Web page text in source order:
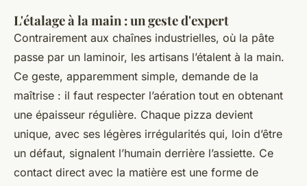
L'étalage à la main : un geste d'expert
Contrairement aux chaînes industrielles, où la pâte
passe par un laminoir, les artisans l’étalent à la main.
Ce geste, apparemment simple, demande de la
maîtrise : il faut respecter l’aération tout en obtenant
une épaisseur régulière. Chaque pizza devient
unique, avec ses légères irrégularités qui, loin d’être
un défaut, signalent l’humain derrière l’assiette. Ce
contact direct avec la matière est une forme de